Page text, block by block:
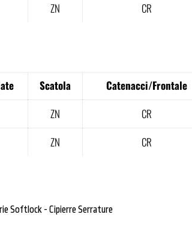
ZN CR
Scatola Catenacci/Frontale
ZN CR
ZN CR